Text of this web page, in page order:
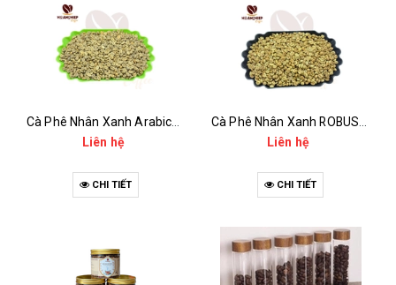
Liên hệ
CHI TIẾT
Liên hệ
CHI TIẾT